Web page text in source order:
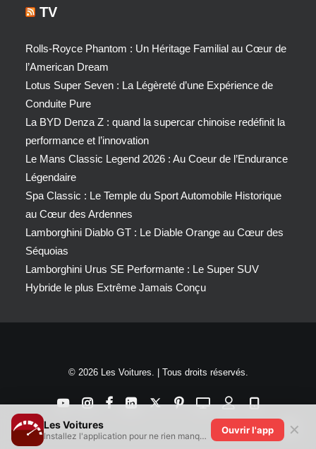
TV
Rolls-Royce Phantom : Un Héritage Familial au Cœur de
l’American Dream
Lotus Super Seven : La Légèreté d’une Expérience de
Conduite Pure
La BYD Denza Z : quand la supercar chinoise redéfinit la
performance et l’innovation
Le Mans Classic Legend 2026 : Au Coeur de l’Endurance
Légendaire
Spa Classic : Le Temple du Sport Automobile Historique
au Cœur des Ardennes
Lamborghini Diablo GT : Le Diable Orange au Cœur des
Séquoias
Lamborghini Urus SE Performante : Le Super SUV
Hybride le plus Extrême Jamais Conçu
© 2026 Les Voitures. | Tous droits réservés.
Les Voitures
Installez l'application pour ne rien manquer !
Ouvrir l'app ✕